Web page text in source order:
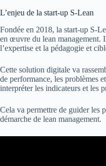
L’enjeu de la start-up S-Lean
Fondée en 2018, la start-up S-
en œuvre du lean management.
l’expertise et la pédagogie et
Cette solution digitale va
de performance, les problèmes
interpréter les indicateurs et les
Cela va permettre de guider les
démarche de lean management.